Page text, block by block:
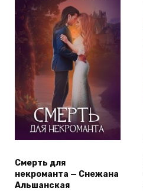
Смерть для
некроманта — Снежана
Альшанская